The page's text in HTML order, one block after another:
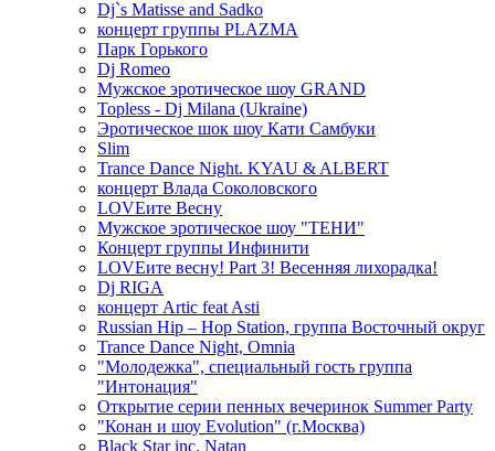
Dj`s Matisse and Sadko
концерт группы PLAZMA
Парк Горького
Dj Romeo
Мужское эротическое шоу GRAND
Topless - Dj Milana (Ukraine)
Эротическое шок шоу Кати Самбуки
Slim
Trance Dance Night. KYAU & ALBERT
концерт Влада Соколовского
LOVEите Весну
Мужское эротическое шоу "ТЕНИ"
Концерт группы Инфинити
LOVEите весну! Part 3! Весенняя лихорадка!
Dj RIGA
концерт Artic feat Asti
Russian Hip – Hop Station, группа Восточный округ
Trance Dance Night, Omnia
"Молодежка", специальный гость группа
"Интонация"
Открытие серии пенных вечеринок Summer Party
"Конан и шоу Evolution" (г.Москва)
Black Star inc. Natan